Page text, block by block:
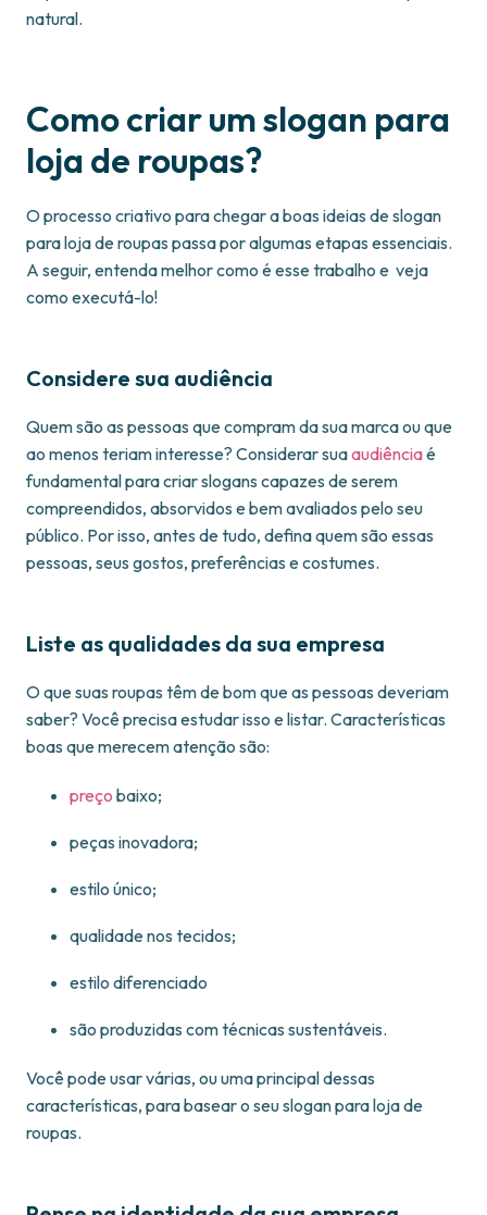
natural.
Como criar um slogan para
loja de roupas?
O processo criativo para chegar a boas ideias de slogan
para loja de roupas passa por algumas etapas essenciais.
A seguir, entenda melhor como é esse trabalho e veja
como executá-lo!
Considere sua audiência
Quem são as pessoas que compram da sua marca ou que
ao menos teriam interesse? Considerar suaaudiênciaé
fundamental para criar slogans capazes de serem
compreendidos, absorvidos e bem avaliados pelo seu
público. Por isso, antes de tudo, defina quem são essas
pessoas, seus gostos, preferências e costumes.
Liste as qualidades da sua empresa
O que suas roupas têm de bom que as pessoas deveriam
saber? Você precisa estudar isso e listar. Características
boas que merecem atenção são:
preço baixo;
peças inovadora;
estilo único;
qualidade nos tecidos;
estilo diferenciado
são produzidas com técnicas sustentáveis.
Você pode usar várias, ou uma principal dessas
características, para basear o seu slogan para loja de
roupas.